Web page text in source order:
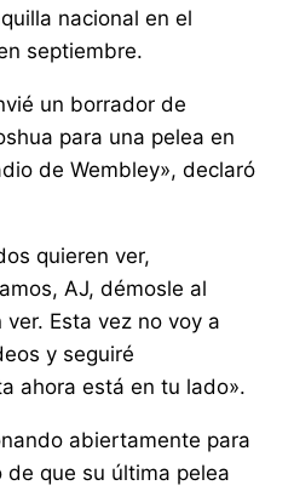
nacional en el
septiembre.
un borrador de
para una pelea en
de Wembley», declaró
quieren ver,
AJ, démosle al
Esta vez no voy a
y seguiré
ahora está en tu lado».
abiertamente para
de que su última pelea